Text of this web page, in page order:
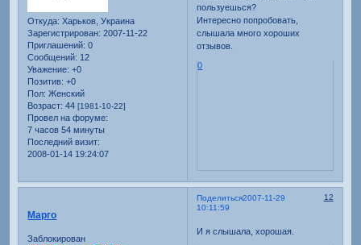
Откуда: Харьков, Украина
Зарегистрирован: 2007-11-22
Приглашений: 0
Сообщений: 12
Уважение: +0
Позитив: +0
Пол: Женский
Возраст: 44[1981-10-22]
Провел на форуме:
7 часов 54 минуты
Последний визит:
2008-01-14 19:24:07
пользуешься?
Интересно попробовать,
слышала много хороших
отзывов.
0
Поделиться 12
2007-11-29
10:11:59
Марго
Заблокирован
И я слышала, хорошая.